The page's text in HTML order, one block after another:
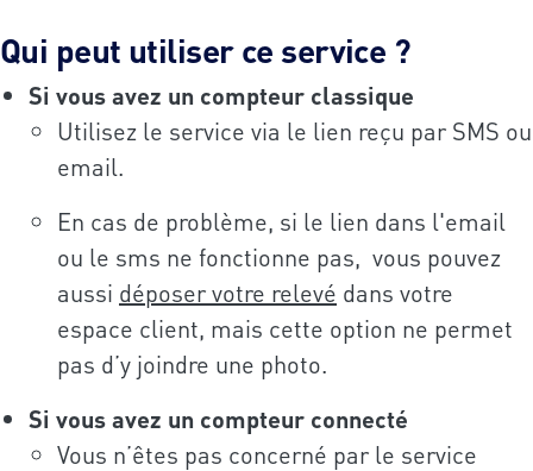
Qui peut utiliser ce service ?
Si vous avez un compteur classique
Utilisez le service via le lien reçu par SMS ou
email.
En cas de problème, si le lien dans l'email
ou le sms ne fonctionne pas, vous pouvez
aussi déposer votre relevé dans votre
espace client, mais cette option ne permet
pas d’y joindre une photo.
Si vous avez un compteur connecté
Vous n’êtes pas concerné par le service